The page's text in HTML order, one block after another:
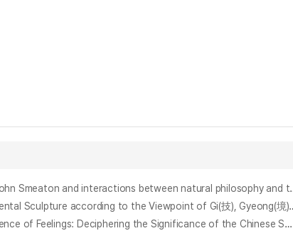
철학자들의 엔지니어, 엔지니어들의 철학자 : 존 스미
기(技)·경(境)·도(道) 관점의 환경 조형물 창작방법 및 실천 연구 : 후서강의
감정과학의 시각에서 예술과 철학의 교차: 중국 송 시대 무용극 ‘지차청록’의 함의 해독 = Integration of Art and Philosophy from the Perspective of Science of Feelings: Deciphering the Significance of the Chinese Song Dynasty Dance Drama ‘Zhiciqinglv’